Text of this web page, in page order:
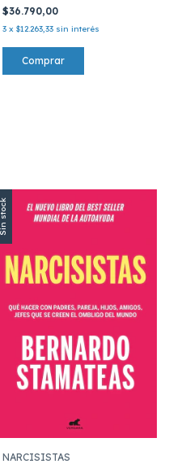
$36.790,00
3 x $12.263,33 sin interés
Sin stock
NARCISISTAS